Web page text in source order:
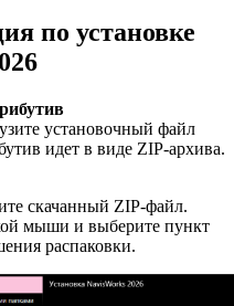
по установке
установочный файл
идет в виде ZIP-архива.
скачанный ZIP-файл.
мыши и выберите пункт
распаковки.